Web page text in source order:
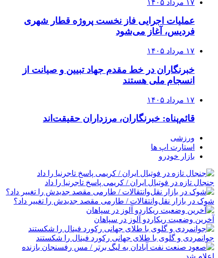
۱۷ مرداد ۱۴۰۵
عملیات اجرایی فاز نخست پروژه قطار شهری
فردیس، آغاز می‌شود
۱۷ مرداد ۱۴۰۵
خبرنگاران در خط مقدم جهاد تبیین و صیانت از
انسجام ملی هستند
۱۷ مرداد ۱۴۰۵
قائم‌پناه: ‏خبرنگاران، مرزداران حقیقت‌اند
ورزشی
استارت اپ ها
بازار خودرو
جنجال تازه در فوتبال ایران / کریمی پاسخ تاجرنیا را داد
شوک در بازار نقل‌وانتقالات / طارمی مقصد جدیدش را تغییر داد؟
آخرین وضعیت ریکاردو آلوز در سپاهان
جوانمردی و گلوی با طلای جهانی رکورد فینال را شکستند